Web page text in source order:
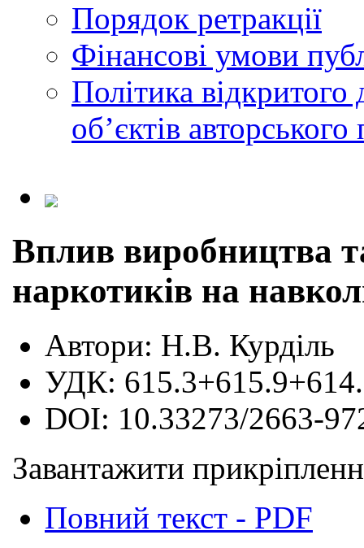
Порядок ретракції
Фінансові умови
Політика
обʼєктів авторського
Вплив виробництва
наркотиків на
Автори: Н.В. Курділь
УДК:
DOI: 10.33273/2663-
Завантажити
Повний текст - PDF